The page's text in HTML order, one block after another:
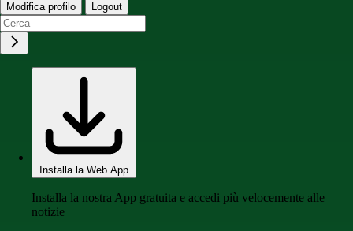
Modifica profilo Logout
Installa la Web App
Installa la nostra App gratuita e accedi più velocemente alle
notizie